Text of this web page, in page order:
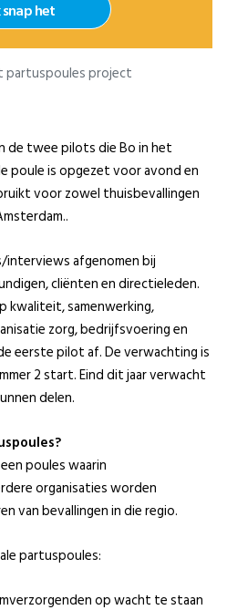
snap het
partuspoules project
de twee pilots die Bo in het
poule is opgezet voor avond en
voor zowel thuisbevallingen
afgenomen bij
cliënten en directieleden.
kwaliteit, samenwerking,
zorg, bedrijfsvoering en
eerste pilot af. De verwachting is
2 start. Eind dit jaar verwacht
delen.
poules waarin
organisaties worden
van bevallingen in die regio.
partuspoules:
op wacht te staan